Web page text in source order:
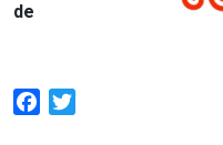
de
Facebook